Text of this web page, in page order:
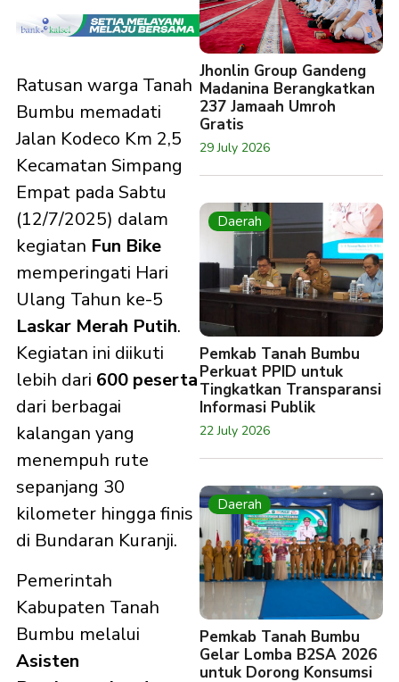
Ratusan warga Tanah
Bumbu memadati
Jalan Kodeco Km 2,5
Kecamatan Simpang
Empat pada Sabtu
(12/7/2025) dalam
kegiatan Fun Bike
memperingati Hari
Ulang Tahun ke-5
Laskar Merah Putih.
Kegiatan ini diikuti
lebih dari 600 peserta
dari berbagai
kalangan yang
menempuh rute
sepanjang 30
kilometer hingga finis
di Bundaran Kuranji.
Pemerintah
Kabupaten Tanah
Bumbu melalui
Asisten
Jhonlin Group Gandeng
Madanina Berangkatkan
237 Jamaah Umroh
Gratis
29 July 2026
Daerah
Pemkab Tanah Bumbu
Perkuat PPID untuk
Tingkatkan Transparansi
Informasi Publik
22 July 2026
Daerah
Pemkab Tanah Bumbu
Gelar Lomba B2SA 2026
untuk Dorong Konsumsi